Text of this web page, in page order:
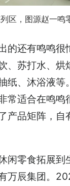
区，图源赵一鸣
的还有鸣鸣很
、苏打水、烘
纸、沐浴液等
常适合在鸣鸣
产品矩阵，自
闲零食拓展到
万辰集团。